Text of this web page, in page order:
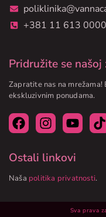
+381 11 613 0000
Pridružite se našoj
Zapratite nas na
ekskluzivnim ponudama.
Ostali linkovi
Naša politika privatnosti.
Sva prava